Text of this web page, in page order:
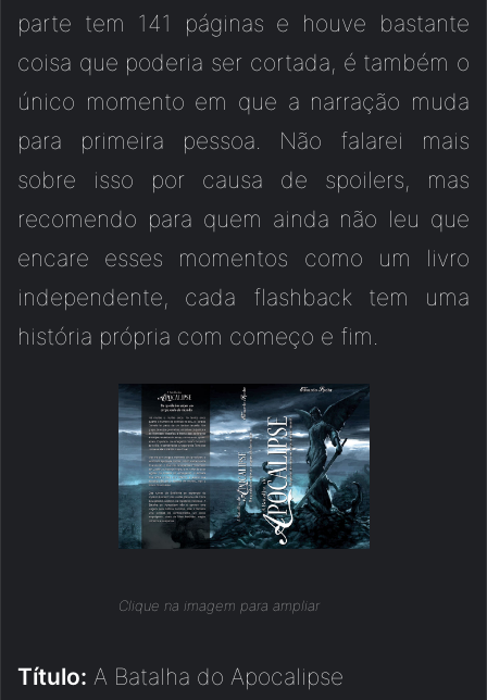
parte tem 141 páginas e houve bastante
coisa que poderia ser cortada, é também o
único momento em que a narração muda
para primeira pessoa. Não falarei mais
sobre isso por causa de spoilers, mas
recomendo para quem ainda não leu que
encare esses momentos como um livro
independente, cada flashback tem uma
história própria com começo e fim.
Clique na imagem para ampliar
Título: A Batalha do Apocalipse